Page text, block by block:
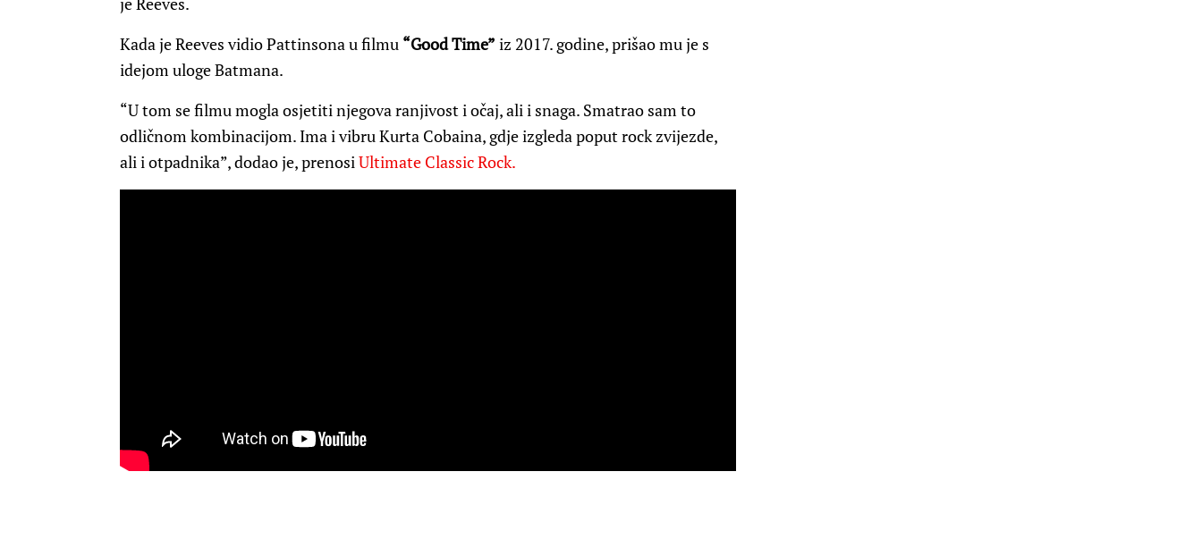
Kada je Reeves vidio Pattinsona u filmu “Good Time” iz 2017. godine, prišao mu je s
idejom uloge Batmana.
“U tom se filmu mogla osjetiti njegova ranjivost i očaj, ali i snaga. Smatrao sam to
odličnom kombinacijom. Ima i vibru Kurta Cobaina, gdje izgleda poput rock zvijezde,
ali i otpadnika”, dodao je, prenosiUltimate Classic Rock.